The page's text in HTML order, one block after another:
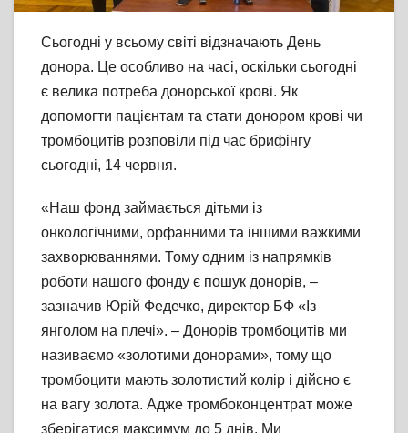
Сьогодні у всьому світі відзначають День
донора. Це особливо на часі, оскільки сьогодні
є велика потреба донорської крові. Як
допомогти пацієнтам та стати донором крові чи
тромбоцитів розповіли під час брифінгу
сьогодні, 14 червня.
«Наш фонд займається дітьми із
онкологічними, орфанними та іншими важкими
захворюваннями. Тому одним із напрямків
роботи нашого фонду є пошук донорів, –
зазначив Юрій Федечко, директор БФ «Із
янголом на плечі». – Донорів тромбоцитів ми
називаємо «золотими донорами», тому що
тромбоцити мають золотистий колір і дійсно є
на вагу золота. Адже тромбоконцентрат може
зберігатися максимум до 5 днів. Ми